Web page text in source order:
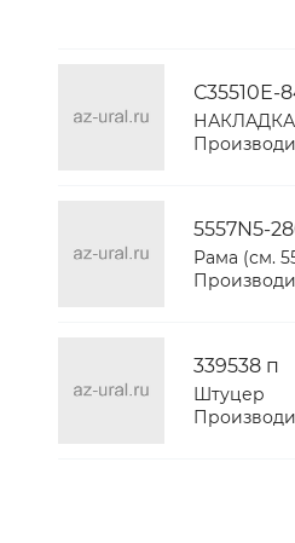
С35510Е-
5557N5-
Рама (см.
339538 п
Штуцер